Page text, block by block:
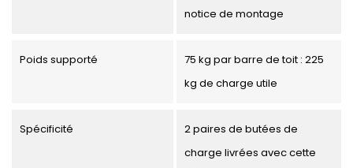
notice de montage
Poids supporté
75 kg par barre de toit : 225
kg de charge utile
Spécificité
2 paires de butées de
charge livrées avec cette